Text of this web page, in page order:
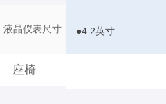
液晶仪表尺寸
座椅
●4.2英寸